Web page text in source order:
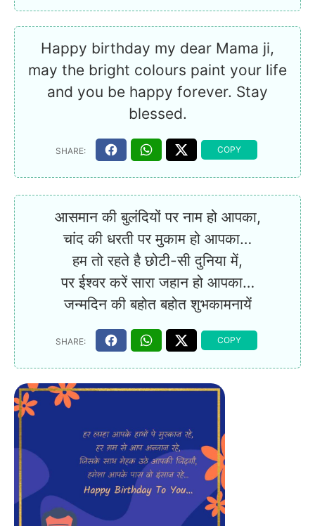
Happy birthday my dear Mama ji,
may the bright colours paint your life
and you be happy forever. Stay
blessed.
आसमान की बुलंदियों पर नाम हो आपका,
चांद की धरती पर मुकाम हो आपका…
हम तो रहते है छोटी-सी दुनिया में,
पर ईश्वर करें सारा जहान हो आपका…
जन्मदिन की बहोत बहोत शुभकामनायें